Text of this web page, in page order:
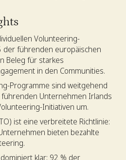
Volunteering-
der führenden europäischen
Beleg für starkes
in den Communities.
Programme sind weitgehend
Unternehmen Irlands
Initiativen um.
ist eine verbreitete Richtlinie:
bieten bezahlte
klar: 92 % der